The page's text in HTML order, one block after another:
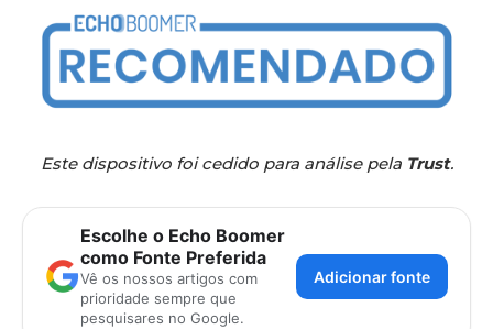
Este dispositivo foi cedido para análise pela Trust.
Escolhe o Echo Boomer
como Fonte Preferida
Vê os nossos artigos com
prioridade sempre que
pesquisares no Google.
Adicionar fonte